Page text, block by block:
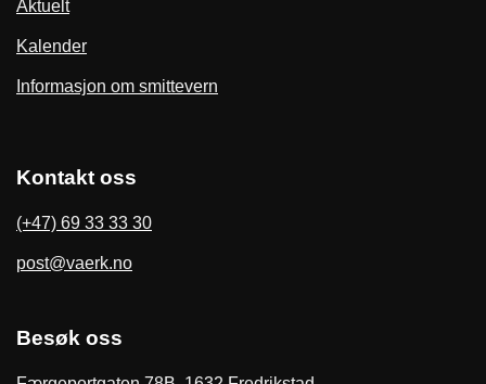
Aktuelt
Kalender
Informasjon om smittevern
Kontakt oss
(+47) 69 33 33 30
post@vaerk.no
Besøk oss